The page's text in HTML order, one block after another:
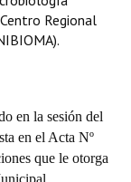
Regional
en la sesión del
en el Acta Nº
que le otorga